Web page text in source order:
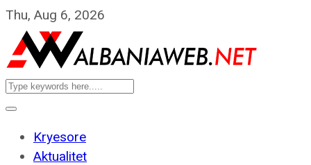
Thu, Aug 6, 2026
Kryesore
Aktualitet